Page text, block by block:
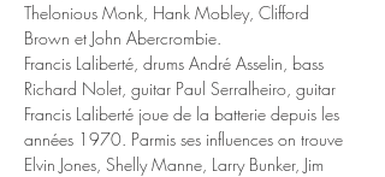
Thelonious Monk, Hank Mobley, Clifford
Brown et John Abercrombie.
Francis Laliberté, drums André Asselin, bass
Richard Nolet, guitar Paul Serralheiro, guitar
Francis Laliberté joue de la batterie depuis les
années 1970. Parmis ses influences on trouve
Elvin Jones, Shelly Manne, Larry Bunker, Jim